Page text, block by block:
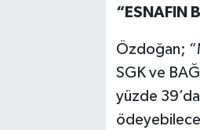
“ESNAFIN
Özdoğan;
SGK ve
yüzde